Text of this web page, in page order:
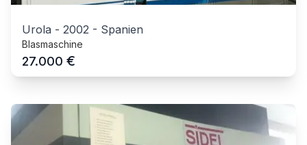
Urola - 2002 - Spanien
Blasmaschine
27.000 €